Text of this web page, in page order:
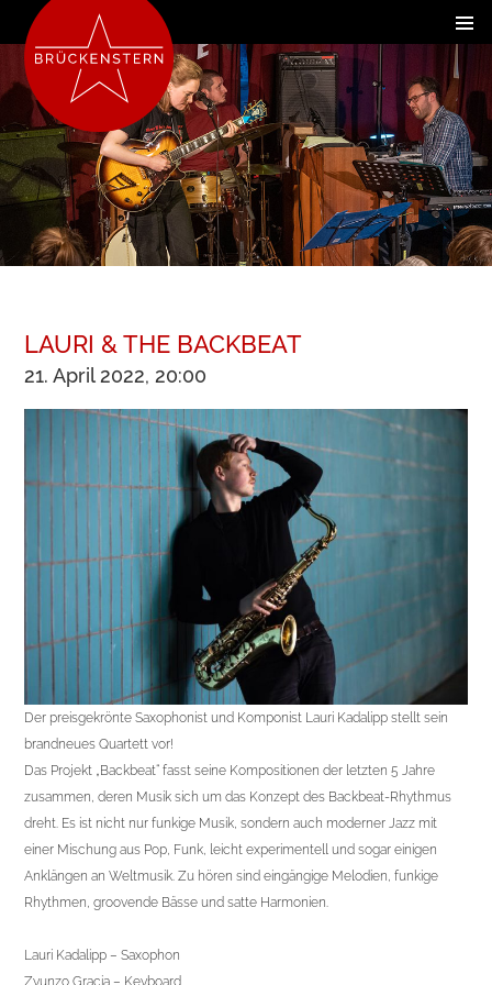
LAURI & THE BACKBEAT
21. April 2022, 20:00
Der preisgekrönte Saxophonist und Komponist Lauri Kadalipp stellt sein
brandneues Quartett vor!
Das Projekt „Backbeat“ fasst seine Kompositionen der letzten 5 Jahre
zusammen, deren Musik sich um das Konzept des Backbeat-Rhythmus
dreht. Es ist nicht nur funkige Musik, sondern auch moderner Jazz mit
einer Mischung aus Pop, Funk, leicht experimentell und sogar einigen
Anklängen an Weltmusik. Zu hören sind eingängige Melodien, funkige
Rhythmen, groovende Bässe und satte Harmonien.
Lauri Kadalipp – Saxophon